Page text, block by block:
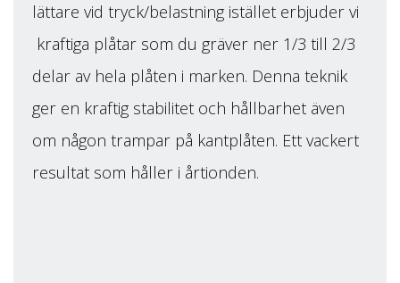
lättare vid tryck/belastning istället erbjuder vi
kraftiga plåtar som du gräver ner 1/3 till 2/3
delar av hela plåten i marken. Denna teknik
ger en kraftig stabilitet och hållbarhet även
om någon trampar på kantplåten. Ett vackert
resultat som håller i årtionden.